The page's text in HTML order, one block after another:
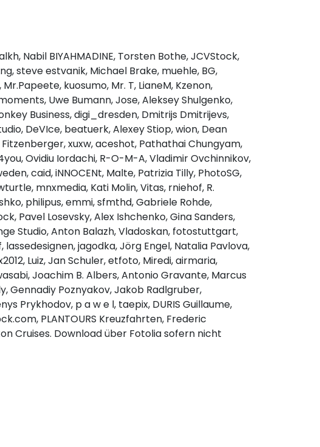
Nabil BIYAHMADINE, Torsten Bothe, JCVStock,
steve estvanik, Michael Brake, muehle, BG,
kuosumo, Mr. T, LianeM, Kzenon,
Uwe Bumann, Jose, Aleksey Shulgenko,
Business, digi_dresden, Dmitrijs Dmitrijevs,
DeVIce, beatuerk, Alexey Stiop, wion, Dean
xuxw, aceshot, Pathathai Chungyam,
Ovidiu Iordachi, R-O-M-A, Vladimir Ovchinnikov,
caid, iNNOCENt, Malte, Patrizia Tilly, PhotoSG,
mnxmedia, Kati Molin, Vitas, rniehof, R.
philipus, emmi, sfmthd, Gabriele Rohde,
Pavel Losevsky, Alex Ishchenko, Gina Sanders,
Studio, Anton Balazh, Vladoskan, fotostuttgart,
jagodka, Jörg Engel, Natalia Pavlova,
Luiz, Jan Schuler, etfoto, Miredi, airmaria,
Joachim B. Albers, Antonio Gravante, Marcus
Gennadiy Poznyakov, Jakob Radlgruber,
Prykhodov, p a w e l, taepix, DURIS Guillaume,
PLANTOURS Kreuzfahrten, Frederic
Cruises. Download über Fotolia sofern nicht